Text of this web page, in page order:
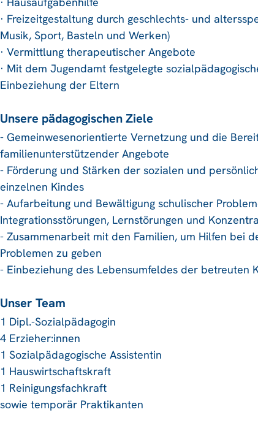
· Freizeitgestaltung durch geschlechts- und
Musik, Sport, Basteln und Werken)
· Vermittlung therapeutischer Angebote
· Mit dem Jugendamt festgelegte
Einbeziehung der Eltern
Unsere pädagogischen Ziele
- Gemeinwesenorientierte Vernetzung und die
familienunterstützender Angebote
- Förderung und Stärken der sozialen und
einzelnen Kindes
- Aufarbeitung und Bewältigung schulischer
Integrationsstörungen, Lernstörungen und
- Zusammenarbeit mit den Familien, um Hilfen bei
Problemen zu geben
- Einbeziehung des Lebensumfeldes der betreuten
Unser Team
1 Dipl.-Sozialpädagogin
4 Erzieher:innen
1 Sozialpädagogische Assistentin
1 Hauswirtschaftskraft
1 Reinigungsfachkraft
sowie temporär Praktikanten